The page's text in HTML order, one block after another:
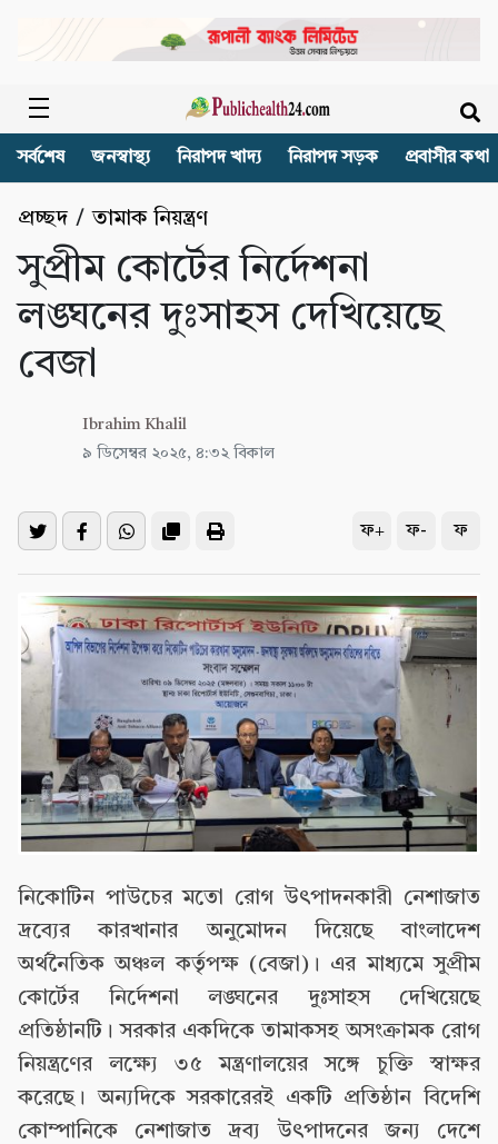
সর্বশেষ জনস্বাস্থ্য নিরাপদ খাদ্য নিরাপদ সড়ক প্রবাসীর কথা
প্রচ্ছদ /তামাক নিয়ন্ত্রণ
সুপ্রীম কোর্টের নির্দেশনা
লঙ্ঘনের দুঃসাহস দেখিয়েছে
বেজা
Ibrahim Khalil
৯ ডিসেম্বর ২০২৫, ৪:৩২ বিকাল
ফ+ ফ- ফ
নিকোটিন পাউচের মতো রোগ উৎপাদনকারী নেশাজাত
দ্রব্যের কারখানার অনুমোদন দিয়েছে বাংলাদেশ
অর্থনৈতিক অঞ্চল কর্তৃপক্ষ (বেজা)। এর মাধ্যমে সুপ্রীম
কোর্টের নির্দেশনা লঙ্ঘনের দুঃসাহস দেখিয়েছে
প্রতিষ্ঠানটি। সরকার একদিকে তামাকসহ অসংক্রামক রোগ
নিয়ন্ত্রণের লক্ষ্যে ৩৫ মন্ত্রণালয়ের সঙ্গে চুক্তি স্বাক্ষর
করেছে। অন্যদিকে সরকারেরই একটি প্রতিষ্ঠান বিদেশি
কোম্পানিকে নেশাজাত দ্রব্য উৎপাদনের জন্য দেশে